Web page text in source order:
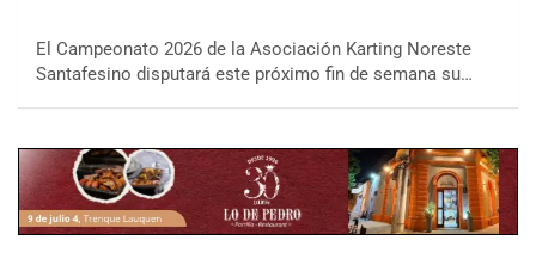
El Campeonato 2026 de la Asociación Karting Noreste
Santafesino disputará este próximo fin de semana su…